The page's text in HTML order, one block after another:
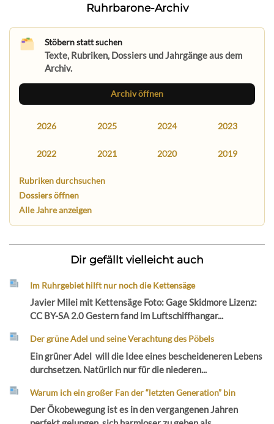
Ruhrbarone-Archiv
Stöbern statt suchen
Texte, Rubriken, Dossiers und Jahrgänge aus dem
Archiv.
Archiv öffnen
2026 2025 2024 2023
2022 2021 2020 2019
Rubriken durchsuchen
Dossiers öffnen
Alle Jahre anzeigen
Dir gefällt vielleicht auch
Im Ruhrgebiet hilft nur noch die Kettensäge
Javier Milei mit Kettensäge Foto: Gage Skidmore Lizenz:
CC BY-SA 2.0 Gestern fand im Luftschiffhangar...
Der grüne Adel und seine Verachtung des Pöbels
Ein grüner Adel will die Idee eines bescheideneren Lebens
durchsetzen. Natürlich nur für die niederen...
Warum ich ein großer Fan der “letzten Generation” bin
Der Ökobewegung ist es in den vergangenen Jahren